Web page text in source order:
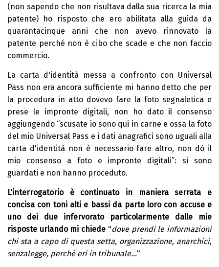
(non sapendo che non risultava dalla sua ricerca la mia
patente) ho risposto che ero abilitata alla guida da
quarantacinque anni che non avevo rinnovato la
patente perché non è cibo che scade e che non faccio
commercio.
La carta d'identità messa a confronto con Universal
Pass non era ancora sufficiente mi hanno detto che per
la procedura in atto dovevo fare la foto segnaletica e
prese le impronte digitali, non ho dato il consenso
aggiungendo “scusate io sono qui in carne e ossa la foto
del mio Universal Pass e i dati anagrafici sono uguali alla
carta d'identità non è necessario fare altro, non dò il
mio consenso a foto e impronte digitali”: si sono
guardati e non hanno proceduto.
L'interrogatorio è continuato in maniera serrata e
concisa con toni alti e bassi da parte loro con accuse e
uno dei due infervorato particolarmente dalle mie
risposte urlando mi chiede "dove prendi le informazioni
chi sta a capo di questa setta, organizzazione, anarchici,
senzalegge, perché eri in tribunale…"